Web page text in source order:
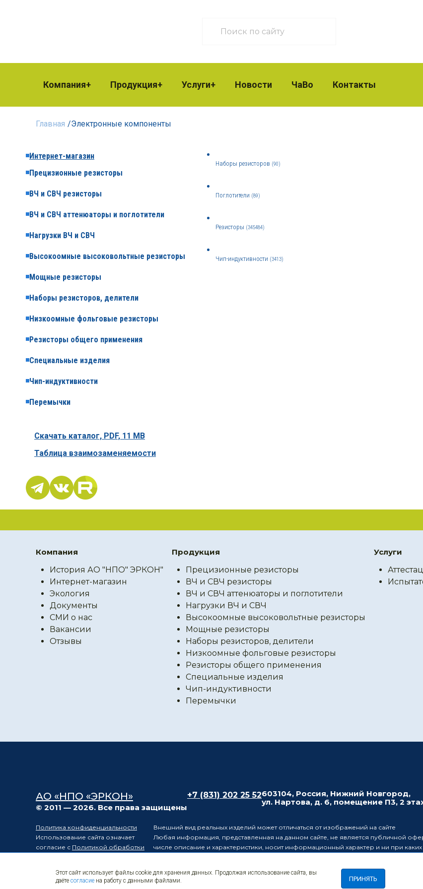
Компания Продукция Услуги Новости ЧаВо Контакты
Главная /Электронные компоненты
Интернет-магазин
Прецизионные резисторы
ВЧ и СВЧ резисторы
ВЧ и СВЧ аттенюаторы и поглотители
Нагрузки ВЧ и СВЧ
Высокоомные высоковольтные резисторы
Мощные резисторы
Наборы резисторов, делители
Низкоомные фольговые резисторы
Резисторы общего применения
Специальные изделия
Чип-индуктивности
Перемычки
Скачать каталог, PDF, 11 MB
Таблица взаимозаменяемости
Наборы резисторов (90)
Поглотители (89)
Резисторы (345484)
Чип-индуктивности (3413)
Компания
История АО "НПО" ЭРКОН"
Интернет-магазин
Экология
Документы
СМИ о нас
Вакансии
Отзывы
Продукция
Прецизионные резисторы
ВЧ и СВЧ резисторы
ВЧ и СВЧ аттенюаторы и поглотители
Нагрузки ВЧ и СВЧ
Высокоомные высоковольтные резисторы
Мощные резисторы
Наборы резисторов, делители
Низкоомные фольговые резисторы
Резисторы общего применения
Специальные изделия
Чип-индуктивности
Перемычки
Услуги
АО «НПО «ЭРКОН»
© 2011 — 2026. Все права защищены
+7 (831) 202 25 52603104, Россия, Нижний Новгород,
ул. Нартова, д. 6, помещение П3, 2
Политика конфиденциальности
Использование сайта означает
согласие с Политикой обработки
компоненты
Внешний вид реальных изделий может отличаться от изображений на сайте
Любая информация, представленная на данном сайте, не является публичной
числе описание и характеристики, носит информационный характер и ни при
Производитель оставляет за собой право в одностороннем порядке вносить
уведомления третьих лиц о таких изменениях.
Этот сайт использует файлы cookie для хранения данных. Продолжая использование сайта, вы
даёте согласие на работу с данными файлами. ПРИНЯТЬ